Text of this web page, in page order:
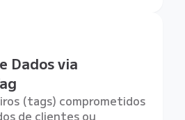
Dados via
(tags) comprometidos
de clientes ou